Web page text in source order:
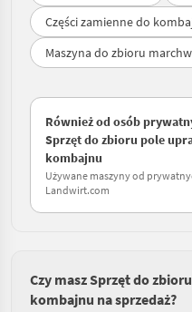
Części zamienne do
Maszyna do zbioru
Również od osób
Sprzęt do zbioru pole
kombajnu
Używane maszyny od
Landwirt.com
Czy masz Sprzęt do
kombajnu na sprzedaż?